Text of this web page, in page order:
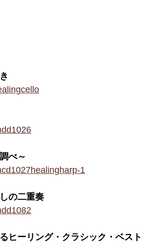
べ～
1
の二重奏
ヒーリング・クラシック・ベスト